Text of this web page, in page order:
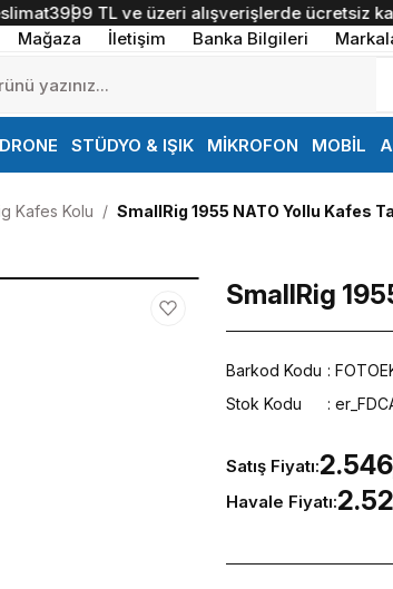
3999 TL ve üzeri alışverişlerde ücretsiz kargo
Mağaza İletişim Banka Bilgileri
DRONE STÜDYO & IŞIK MİKROFON MOBİL
Kafes Kolu SmallRig 1955 NATO Yollu Kafes
SmallRig
Barkod Kodu
Stok Kodu
Satış Fiyatı:
Havale Fiyatı: